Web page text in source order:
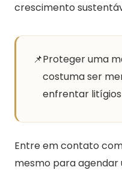
crescimento
📌Proteger uma
costuma ser
enfrentar
Entre em contato
mesmo para